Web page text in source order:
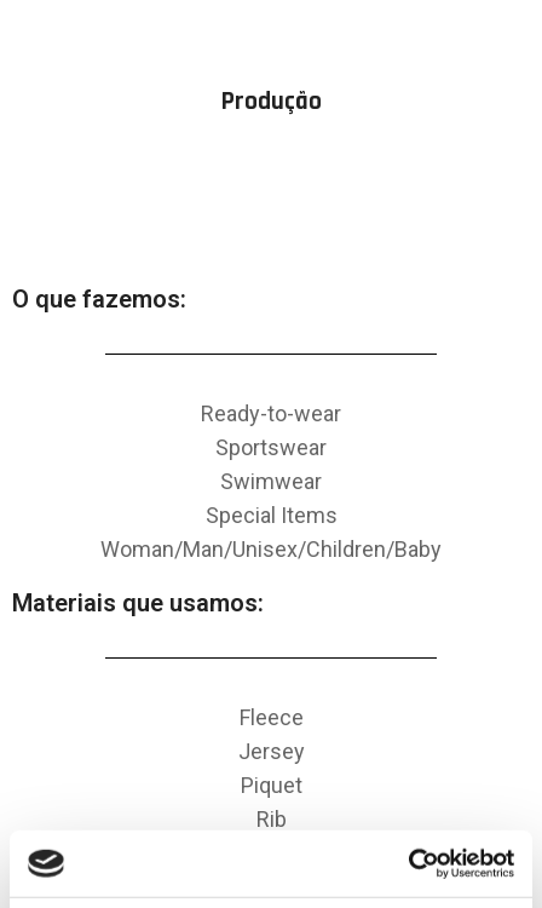
Produção
O que fazemos:
Ready-to-wear
Sportswear
Swimwear
Special Items
Woman/Man/Unisex/Children/Baby
Materiais que usamos:
Fleece
Jersey
Piquet
Rib